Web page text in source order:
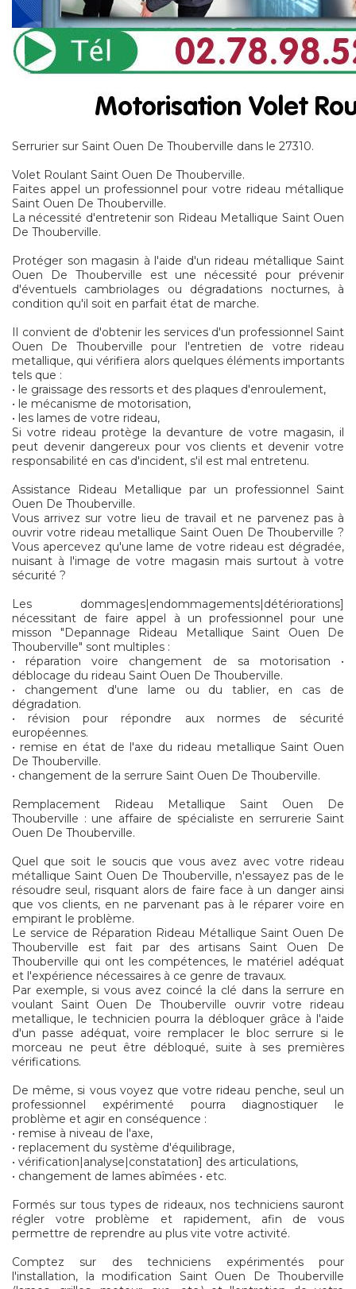
Serrurier sur Saint Ouen De Thouberville dans le 27310.
Volet Roulant Saint Ouen De Thouberville.
Faites appel un professionnel pour votre rideau métallique
Saint Ouen De Thouberville.
La nécessité d'entretenir son Rideau Metallique Saint Ouen
De Thouberville.
Protéger son magasin à l'aide d'un rideau métallique Saint
Ouen De Thouberville est une nécessité pour prévenir
d'éventuels cambriolages ou dégradations nocturnes, à
condition qu'il soit en parfait état de marche.
Il convient de d'obtenir les services d'un professionnel Saint
Ouen De Thouberville pour l'entretien de votre rideau
metallique, qui vérifiera alors quelques éléments importants
tels que :
• le graissage des ressorts et des plaques d'enroulement,
• le mécanisme de motorisation,
• les lames de votre rideau,
Si votre rideau protège la devanture de votre magasin, il
peut devenir dangereux pour vos clients et devenir votre
responsabilité en cas d'incident, s'il est mal entretenu.
Assistance Rideau Metallique par un professionnel Saint
Ouen De Thouberville.
Vous arrivez sur votre lieu de travail et ne parvenez pas à
ouvrir votre rideau metallique Saint Ouen De Thouberville ?
Vous apercevez qu'une lame de votre rideau est dégradée,
nuisant à l'image de votre magasin mais surtout à votre
sécurité ?
Les dommages|endommagements|détériorations]
nécessitant de faire appel à un professionnel pour une
misson "Depannage Rideau Metallique Saint Ouen De
Thouberville" sont multiples :
• réparation voire changement de sa motorisation •
déblocage du rideau Saint Ouen De Thouberville.
• changement d'une lame ou du tablier, en cas de
dégradation.
• révision pour répondre aux normes de sécurité
européennes.
• remise en état de l'axe du rideau metallique Saint Ouen
De Thouberville.
• changement de la serrure Saint Ouen De Thouberville.
Remplacement Rideau Metallique Saint Ouen De
Thouberville : une affaire de spécialiste en serrurerie Saint
Ouen De Thouberville.
Quel que soit le soucis que vous avez avec votre rideau
métallique Saint Ouen De Thouberville, n'essayez pas de le
résoudre seul, risquant alors de faire face à un danger ainsi
que vos clients, en ne parvenant pas à le réparer voire en
empirant le problème.
Le service de Réparation Rideau Métallique Saint Ouen De
Thouberville est fait par des artisans Saint Ouen De
Thouberville qui ont les compétences, le matériel adéquat
et l'expérience nécessaires à ce genre de travaux.
Par exemple, si vous avez coincé la clé dans la serrure en
voulant Saint Ouen De Thouberville ouvrir votre rideau
metallique, le technicien pourra la débloquer grâce à l'aide
d'un passe adéquat, voire remplacer le bloc serrure si le
morceau ne peut être débloqué, suite à ses premières
vérifications.
De même, si vous voyez que votre rideau penche, seul un
professionnel expérimenté pourra diagnostiquer le
problème et agir en conséquence :
• remise à niveau de l'axe,
• replacement du système d'équilibrage,
• vérification|analyse|constatation] des articulations,
• changement de lames abîmées • etc.
Formés sur tous types de rideaux, nos techniciens sauront
régler votre problème et rapidement, afin de vous
permettre de reprendre au plus vite votre activité.
Comptez sur des techniciens expérimentés pour
l'installation, la modification Saint Ouen De Thouberville